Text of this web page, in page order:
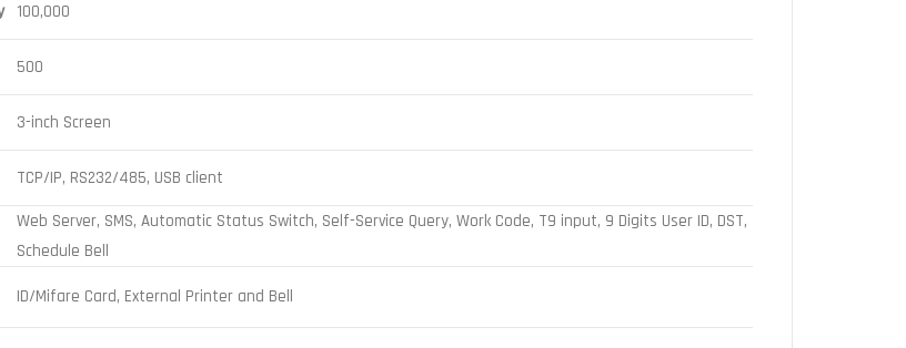
100,000
500
3-inch Screen
TCP/IP, RS232/485, USB client
Web Server, SMS, Automatic Status Switch, Self-Service Query, Work Code, T9 input, 9 Digits User ID, DST,
Schedule Bell
ID/Mifare Card, External Printer and Bell